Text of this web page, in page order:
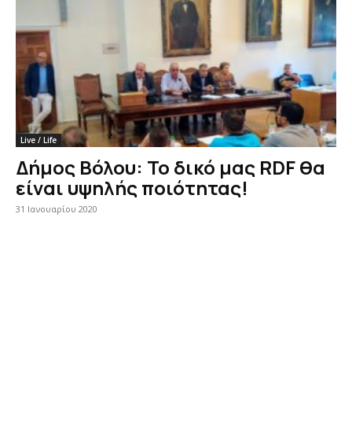
Live / Life
Δήμος Βόλου: Το δικό μας RDF θα
είναι υψηλής ποιότητας!
31 Ιανουαρίου 2020